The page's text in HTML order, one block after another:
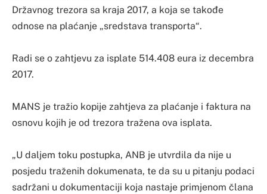
Državnog trezora sa kraja 2017, a koja se takođe
odnose na plaćanje „sredstava transporta“.
Radi se o zahtjevu za isplate 514.408 eura iz decembra
2017.
MANS je tražio kopije zahtjeva za plaćanje i faktura na
osnovu kojih je od trezora tražena ova isplata.
„U daljem toku postupka, ANB je utvrdila da nije u
posjedu traženih dokumenata, te da su u pitanju podaci
sadržani u dokumentaciji koja nastaje primjenom člana